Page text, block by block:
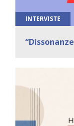
INTERVISTE